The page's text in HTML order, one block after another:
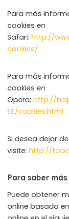
Para más
cookies en
Safari: http://
cookies/
Para más
cookies en
Opera: http://
ES/cookies.html
Si desea dejar
visite: http://
Para saber
Puede obtener
online basada